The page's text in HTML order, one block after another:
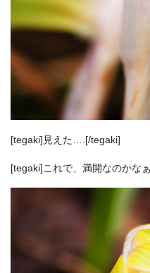
[tegaki]見えた….[/tegaki]
[tegaki]これで、満開なのかな